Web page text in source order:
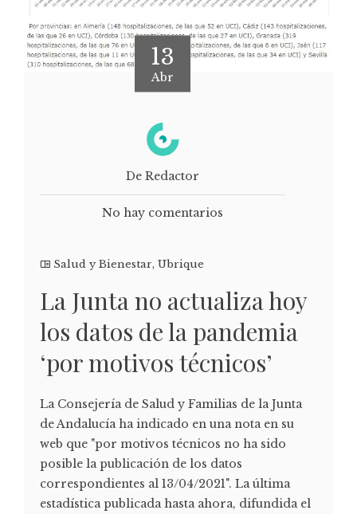
13
Abr
De Redactor
No hay comentarios
Salud y Bienestar, Ubrique
La Junta no actualiza hoy
los datos de la pandemia
‘por motivos técnicos’
La Consejería de Salud y Familias de la Junta
de Andalucía ha indicado en una nota en su
web que "por motivos técnicos no ha sido
posible la publicación de los datos
correspondientes al 13/04/2021". La última
estadística publicada hasta ahora, difundida el